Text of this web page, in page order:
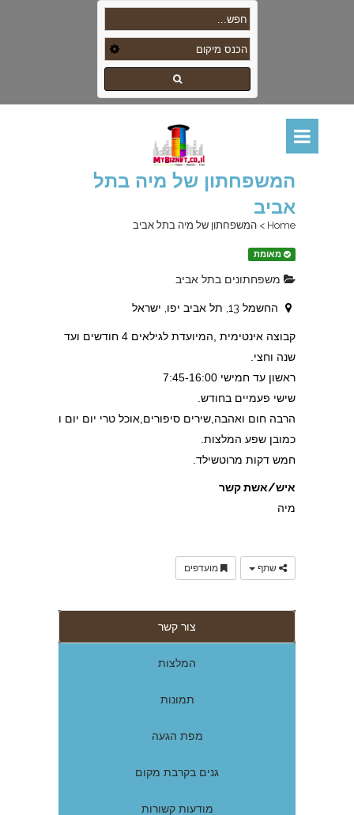
המשפחתון של מיה בתל
אביב
Home
> המשפחתון של מיה בתל אביב
מאומת
משפחתונים בתל אביב
החשמל 13, תל אביב יפו, ישראל
קבוצה אינטימית ,המיועדת לגילאים 4 חודשים ועד
שנה וחצי.
ראשון עד חמישי 7:45-16:00
שישי פעמיים בחודש.
הרבה חום ואהבה,שירים סיפורים,אוכל טרי יום יום ו
כמובן שפע המלצות.
חמש דקות מרוטשילד.
איש/אשת קשר
מיה
שתף מועדפים
צור קשר
המלצות
תמונות
מפת הגעה
גנים בקרבת מקום
מודעות קשורות